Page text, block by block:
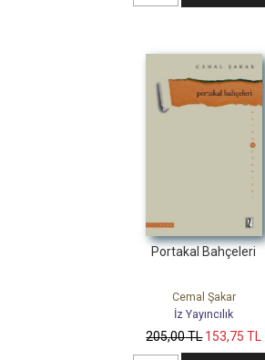
Portakal Bahçeleri
Cemal Şakar
İz Yayıncılık
205,00TL 153,75 TL